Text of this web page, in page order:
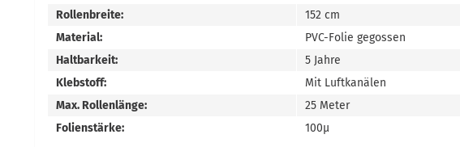
Rollenbreite:
152 cm
Material:
PVC-Folie gegossen
Haltbarkeit:
5 Jahre
Klebstoff:
Mit Luftkanälen
Max. Rollenlänge:
25 Meter
Folienstärke:
100µ